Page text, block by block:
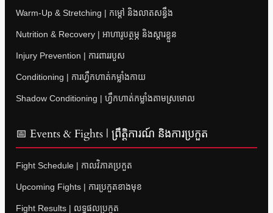
Warm-Up & Stretching | កម្តៅ និងលាតសន្ធឹង
Nutrition & Recovery | អាហារូបត្ថម្ភ និងស្តារខ្លួន
Injury Prevention | ការពាររបួស
Conditioning | ការហ្វឹកហាត់កម្លាំងកាយ
Shadow Conditioning | ហ្វឹកហាត់កម្លាំងតាមស្រមោល
📅 Events & Fights | ព្រឹត្តិការណ៍ និងការប្រកួត
Fight Schedule | កាលវិភាគប្រកួត
Upcoming Fights | ការប្រកួតខាងមុខ
Fight Results | លទ្ធផលប្រកួត